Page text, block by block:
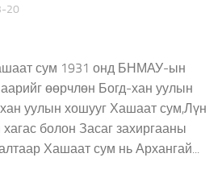
20
сум 1931 онд БНМАУ-ын
өөрчлөн Богд-хан уулын
уулын хошууг Хашаат сум,Лүн
болон Засаг захиргааны
Хашаат сум нь Архангай...